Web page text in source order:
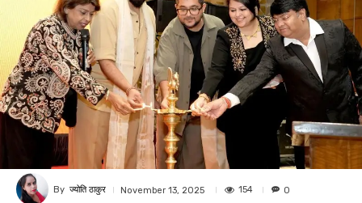
By ज्योति ठाकुर November 13, 2025 154 0